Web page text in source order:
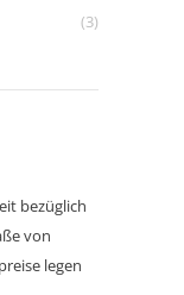
(3)
bezüglich
von
legen